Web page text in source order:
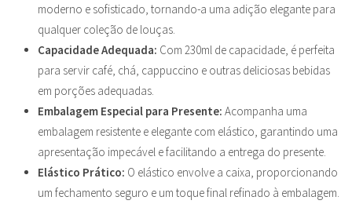
moderno e sofisticado, tornando-a uma adição elegante para
qualquer coleção de louças.
Capacidade Adequada: Com 230ml de capacidade, é perfeita
para servir café, chá, cappuccino e outras deliciosas bebidas
em porções adequadas.
Embalagem Especial para Presente: Acompanha uma
embalagem resistente e elegante com elástico, garantindo uma
apresentação impecável e facilitando a entrega do presente.
Elástico Prático: O elástico envolve a caixa, proporcionando
um fechamento seguro e um toque final refinado à embalagem.